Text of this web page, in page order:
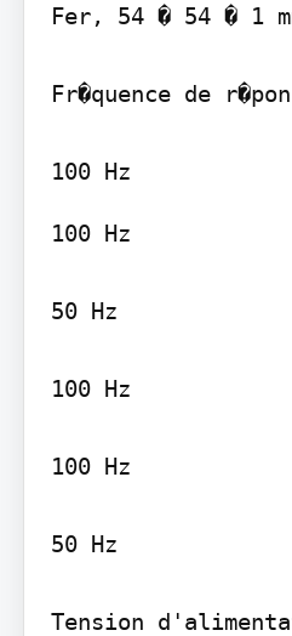
Fer, 54 � 54 � 1
Fr�quence de
100 Hz
50 Hz
100 Hz
100 Hz
50 Hz
Tension